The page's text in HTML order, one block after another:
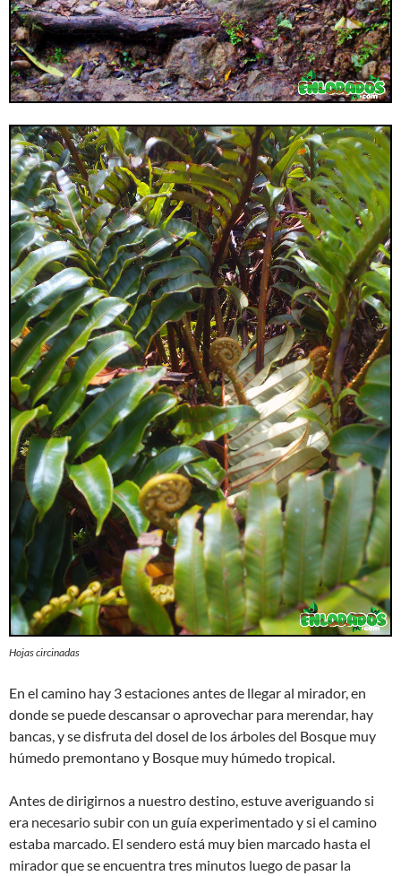
Hojas circinadas
En el camino hay 3 estaciones antes de llegar al mirador, en
donde se puede descansar o aprovechar para merendar, hay
bancas, y se disfruta del dosel de los árboles del Bosque muy
húmedo premontano y Bosque muy húmedo tropical.
Antes de dirigirnos a nuestro destino, estuve averiguando si
era necesario subir con un guí­a experimentado y si el camino
estaba marcado. El sendero está muy bien marcado hasta el
mirador que se encuentra tres minutos luego de pasar la